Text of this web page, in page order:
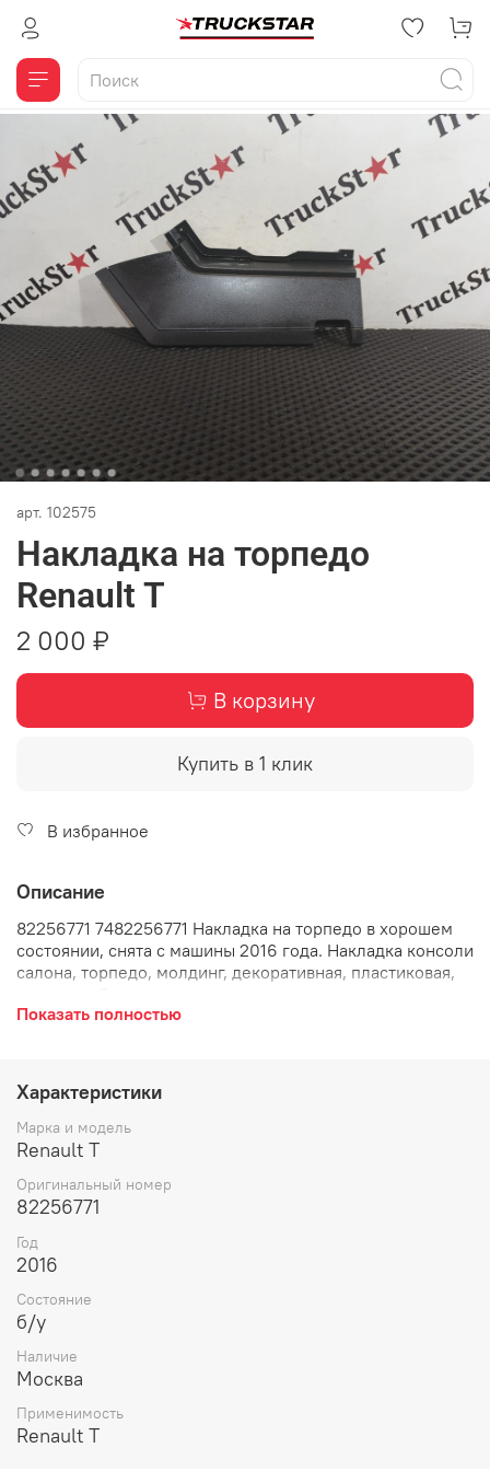
арт. 102575
Накладка на торпедо
Renault T
2 000 ₽
В корзину
Купить в 1 клик
В избранное
Описание
82256771 7482256771 Накладка на торпедо в хорошем
состоянии, снята с машины 2016 года. Накладка консоли
салона, торпедо, молдинг, декоративная, пластиковая,
Показать полностью
Характеристики
Марка и модель
Renault T
Оригинальный номер
82256771
Год
2016
Состояние
б/у
Наличие
Москва
Применимость
Renault T